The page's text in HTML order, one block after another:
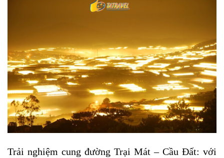
Trải nghiệm cung đường Trại Mát – Cầu Đất: với